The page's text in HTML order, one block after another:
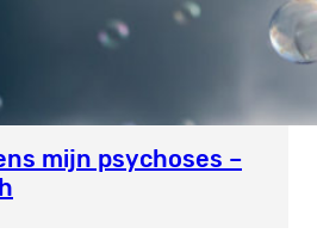
mijn psychoses –